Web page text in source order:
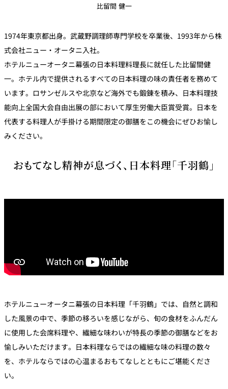
比留間 健一
1974年東京都出身。武蔵野調理師専門学校を卒業後、1993年から株
式会社ニュー・オータニ入社。
ホテルニューオータニ幕張の日本料理料理長に就任した比留間健
一。ホテル内で提供されるすべての日本料理の味の責任者を務めて
います。ロサンゼルスや北京など海外でも鍛錬を積み、日本料理技
能向上全国大会自由出展の部において厚生労働大臣賞受賞。日本を
代表する料理人が手掛ける期間限定の御膳をこの機会にぜひお愉し
みください。
おもてなし精神が息づく、日本料理「千羽鶴」
ホテルニューオータニ幕張の日本料理「千羽鶴」では、自然と調和
した風景の中で、季節の移ろいを感じながら、旬の食材をふんだん
に使用した会席料理や、繊細な味わいが特長の季節の御膳などをお
愉しみいただけます。日本料理ならではの繊細な味の料理の数々
を、ホテルならではの心温まるおもてなしとともにご堪能くださ
い。